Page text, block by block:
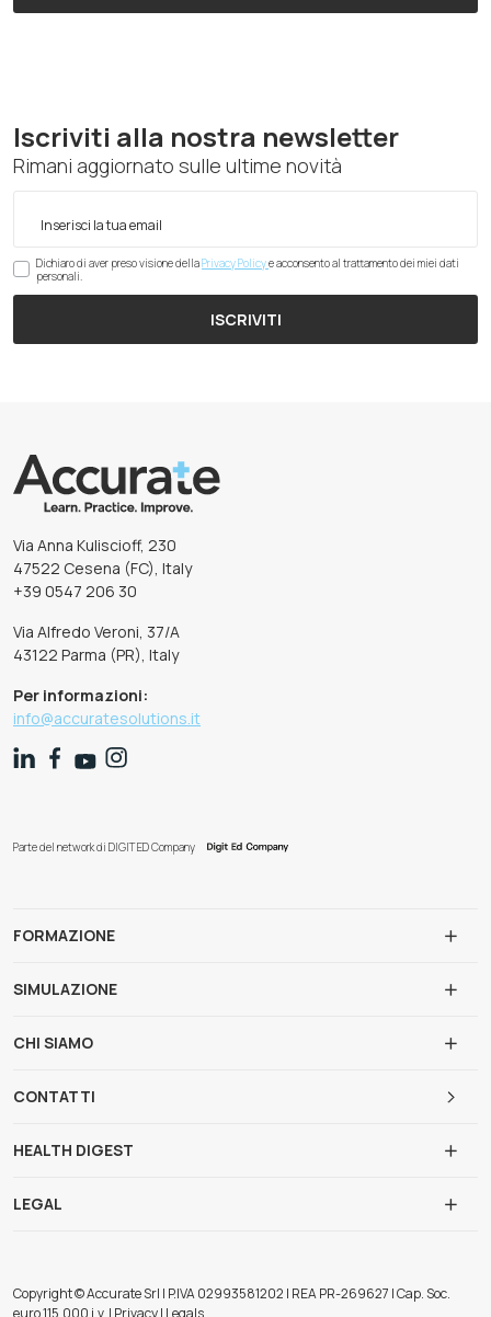
Iscriviti alla nostra newsletter
Rimani aggiornato sulle ultime novità
Dichiaro di aver preso visione dellaPrivacy Policye acconsento al trattamento dei miei dati
personali.
ISCRIVITI
Via Anna Kuliscioff, 230
47522 Cesena (FC), Italy
+39 0547 206 30
Via Alfredo Veroni, 37/A
43122 Parma (PR), Italy
Per informazioni:
info@accuratesolutions.it
Parte del network di DIGIT ED Company
FORMAZIONE
SIMULAZIONE
CHI SIAMO
CONTATTI
HEALTH DIGEST
LEGAL
Copyright © Accurate Srl | P.IVA 02993581202 | REA PR-269627 | Cap. Soc.
euro 115.000 i.v. | Privacy | Legals